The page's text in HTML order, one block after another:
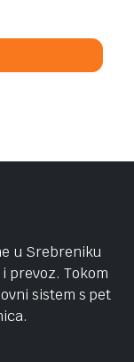
u Srebreniku
prevoz. Tokom
sistem s pet